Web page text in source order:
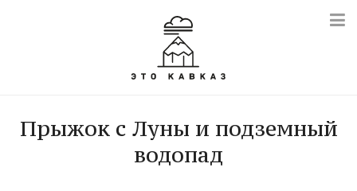
Прыжок с Луны и подземный
водопад